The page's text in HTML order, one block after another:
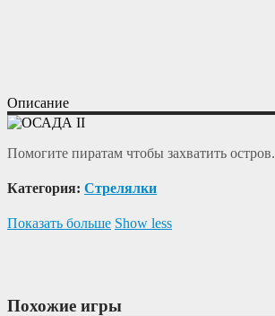
Описание
Помогите пиратам чтобы захватить остров.
Категория: Cтрелялки
Показать больше Show less
Похожие игры